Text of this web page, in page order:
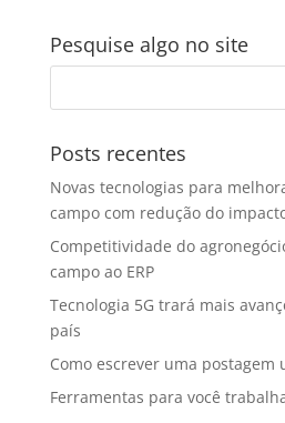
Pesquise algo no site
Posts recentes
Novas tecnologias para
campo com redução do
Competitividade do
campo ao ERP
Tecnologia 5G trará mais
país
Como escrever uma postagem
Ferramentas para você